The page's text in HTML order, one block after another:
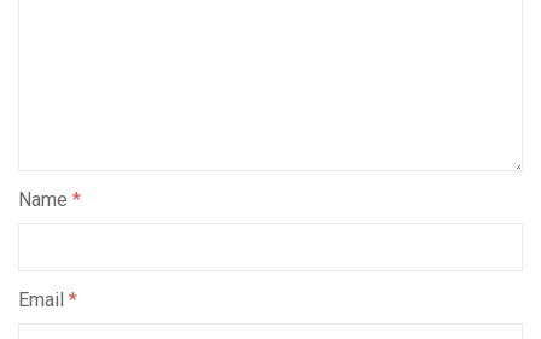
Name *
Email *